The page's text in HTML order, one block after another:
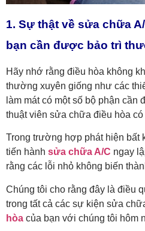
1. Sự thật về sửa chữa
bạn cần được bảo trì
Hãy nhớ rằng điều hòa không
thường xuyên giống như các
làm mát có một số bộ phận
thuật viên sửa chữa điều hòa
Trong trường hợp phát hiện bất
tiến hành sửa chữa A/C ngay
rằng các lỗi nhỏ không biến
Chúng tôi cho rằng đây là điều
trong tất cả các sự kiện sửa
hòa của bạn với chúng tôi hôm